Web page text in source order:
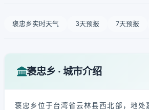
褒忠乡实时天气 3天预报 7天预报
褒忠乡 · 城市介绍
褒忠乡位于台湾省云林县西北部，地处